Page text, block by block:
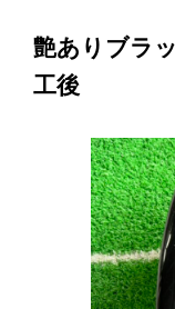
艶ありブラ
工後